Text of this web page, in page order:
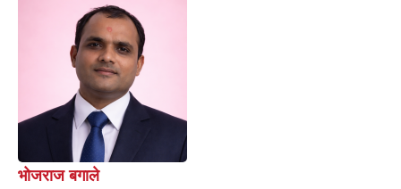
भोजराज बगाले